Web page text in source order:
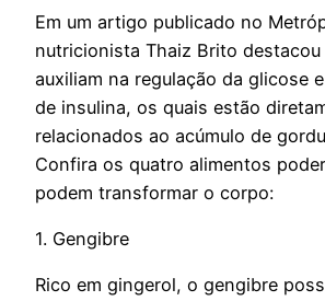
Em um artigo publicado no
nutricionista Thaiz Brito
auxiliam na regulação da glicose
de insulina, os quais estão
relacionados ao acúmulo de
Confira os quatro alimentos
podem transformar o corpo:
1. Gengibre
Rico em gingerol, o gengibre